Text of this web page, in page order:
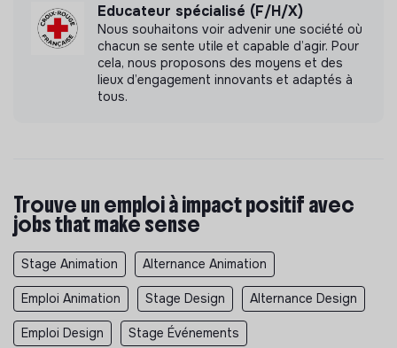
initiatives écologiques et territoriales
Des déplacements ponctuels pourront également avoir
lieu dans d’autres territoires de Nouvelle-Aquitaine.
Tu agiras toujours en complément de l’équipe, des
Organisation collective
Tu évolueras généralement en binôme ou en trinôme.
Ce fonctionnement permettra de favoriser :
l’entraide
la complémentarité des profils
Educateur spécialisé (F/H/X)
Nous souhaitons voir advenir une société où
chacun se sente utile et capable d’agir. Pour
cela, nous proposons des moyens et des
lieux d’engagement innovants et adaptés à
tous.
Trouve un emploi à impact positif avec
jobs that make sense
Stage Animation Alternance Animation
Emploi Animation Stage Design Alternance Design
Emploi Design Stage Événements